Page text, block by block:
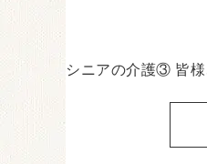
シニアの介護③ 皆